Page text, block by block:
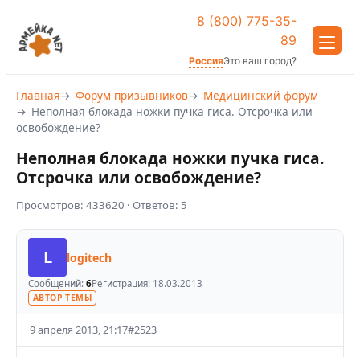
8 (800) 775-35-
89
РоссияЭто ваш город?
Главная Форум призывников
Медицинский форум
Неполная блокада ножки пучка гиса. Отсрочка или
освобождение?
Неполная блокада ножки пучка гиса.
Отсрочка или освобождение?
Просмотров: 433620 · Ответов: 5
L logitech
Сообщений: 6Регистрация: 18.03.2013
АВТОР ТЕМЫ
9 апреля 2013, 21:17#2523